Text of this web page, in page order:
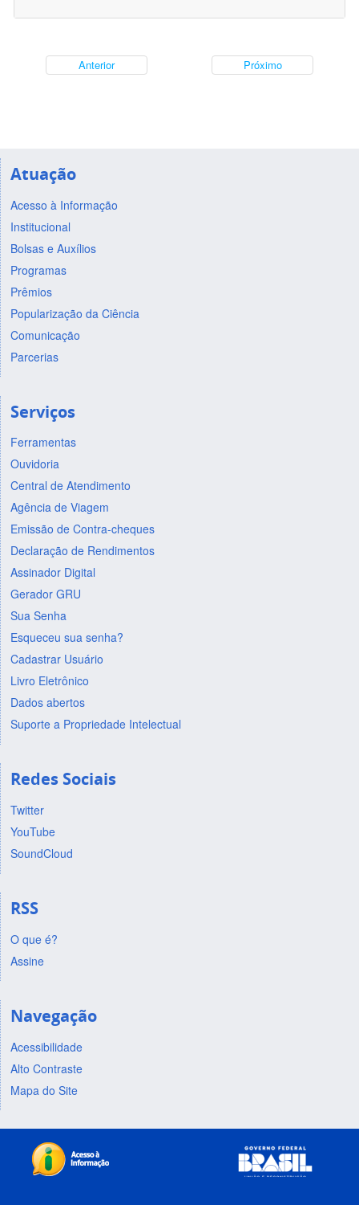
Anterior Próximo
Atuação
Acesso à Informação
Institucional
Bolsas e Auxílios
Programas
Prêmios
Popularização da Ciência
Comunicação
Parcerias
Serviços
Ferramentas
Ouvidoria
Central de Atendimento
Agência de Viagem
Emissão de Contra-cheques
Declaração de Rendimentos
Assinador Digital
Gerador GRU
Sua Senha
Esqueceu sua senha?
Cadastrar Usuário
Livro Eletrônico
Dados abertos
Suporte a Propriedade Intelectual
Redes Sociais
Twitter
YouTube
SoundCloud
RSS
O que é?
Assine
Navegação
Acessibilidade
Alto Contraste
Mapa do Site